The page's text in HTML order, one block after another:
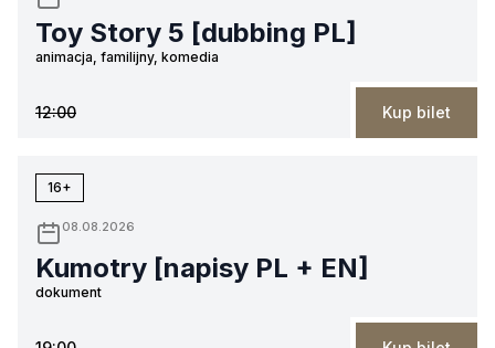
Toy Story 5 [dubbing PL]
animacja, familijny, komedia
12:00 Kup bilet
16+
08.08.2026
Kumotry [napisy PL + EN]
dokument